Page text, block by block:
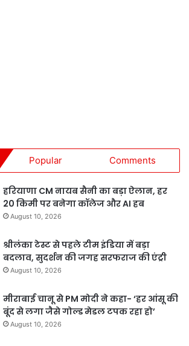
Popular Comments
हरियाणा CM नायब सैनी का बड़ा ऐलान, हर
20 किमी पर बनेगा कॉलेज और AI हब
August 10, 2026
श्रीलंका टेस्ट से पहले टीम इंडिया में बड़ा
बदलाव, सुदर्शन की जगह सरफराज की एंट्री
August 10, 2026
मीराबाई चानू से PM मोदी ने कहा- ‘हर आंसू की
बूंद से लगा जैसे गोल्ड मेडल टपक रहा हो’
August 10, 2026